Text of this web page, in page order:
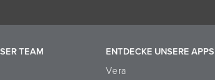
TEAM ENTDECKE UNSERE APPS
Vera